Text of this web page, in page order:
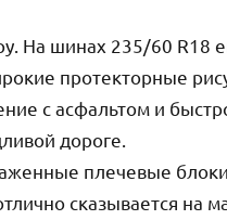
На шинах 235/60 R18
протекторные
с асфальтом и
дороге.
плечевые
сказывается на